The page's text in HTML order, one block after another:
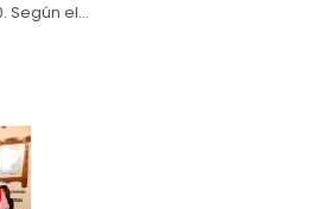
Según el...